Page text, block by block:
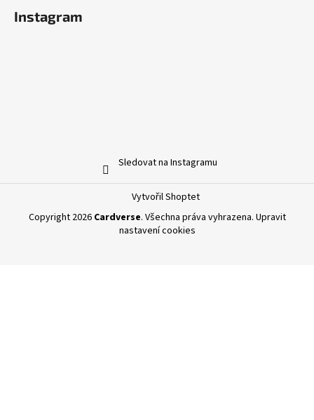
Instagram
Sledovat na Instagramu
Vytvořil Shoptet
Copyright 2026 Cardverse. Všechna práva vyhrazena. Upravit
nastavení cookies